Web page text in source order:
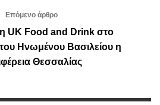
Επόμενο άρθρο
UK Food and Drink στο
Ηνωμένου Βασιλείου η
Θεσσαλίας